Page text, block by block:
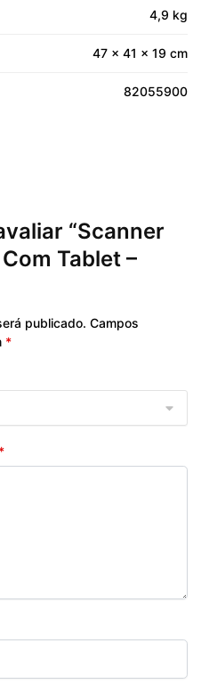
4,9 kg
47 × 41 × 19 cm
82055900
“Scanner
Tablet –
publicado. Campos
*
*